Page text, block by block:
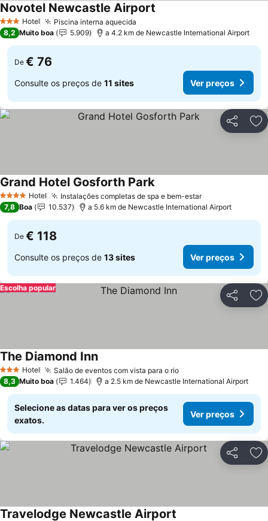
3 EstrelasHotel Piscina interna aquecida
Novotel Newcastle Airport
8,2 Muito boa 5.909 a 4.2 km de Newcastle International Airport
De € 76
Consulte os preços de 11 sites Ver preços
Partilhar
4 EstrelasHotel Instalações completas de spa e bem-estar
Grand Hotel Gosforth Park
7,8 Boa 10.537 a 5.6 km de Newcastle International Airport
De € 118
Consulte os preços de 13 sites Ver preços
Partilhar
Escolha popular
3 EstrelasHotel Salão de eventos com vista para o rio
The Diamond Inn
8,3 Muito boa 1.464 a 2.5 km de Newcastle International Airport
Selecione as datas para ver os preços
exatos.
Ver preços
Partilhar
Travelodge Newcastle Airport